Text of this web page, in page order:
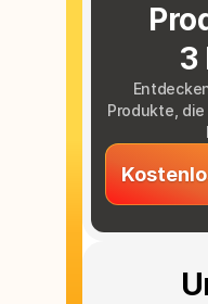
3
Produkte,